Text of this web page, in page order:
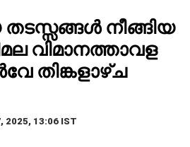
നീങ്ങിയ
വിമാനത്താവള
തിങ്കളാഴ്ച
2025, 13:06 IST